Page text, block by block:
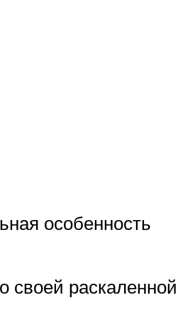
особенность
своей раскаленной